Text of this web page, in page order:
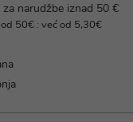
narudžbe iznad 50 €
50€ : već od 5,30€